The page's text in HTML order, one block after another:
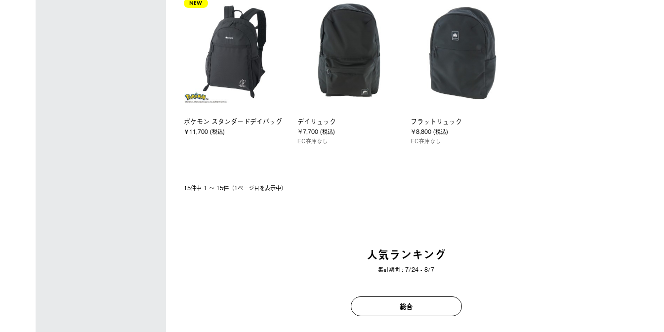
NEW
ポケモン スタンダードデイバッグ
￥11,700 (税込)
デイリュック
￥7,700 (税込)
EC在庫なし
フラットリュック
￥8,800 (税込)
EC在庫なし
15件中 1 〜 15件（1ページ⽬を表⽰中）
人気ランキング
集計期間 : 7/24 - 8/7
総合